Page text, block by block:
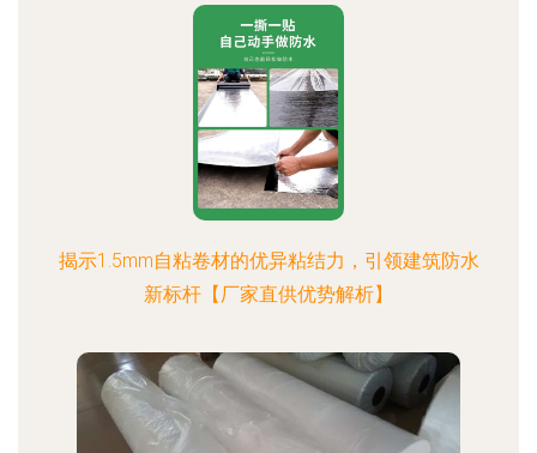
揭示1.5mm自粘卷材的优异粘结力，引领建筑防水
新标杆【厂家直供优势解析】